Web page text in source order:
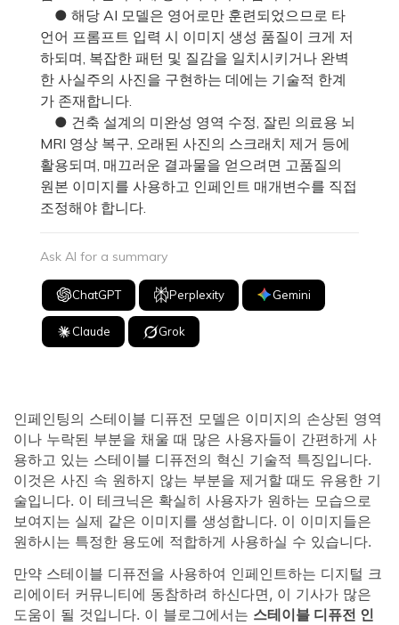
● 해당 AI 모델은 영어로만 훈련되었으므로 타
언어 프롬프트 입력 시 이미지 생성 품질이 크게 저
하되며, 복잡한 패턴 및 질감을 일치시키거나 완벽
한 사실주의 사진을 구현하는 데에는 기술적 한계
가 존재합니다.
● 건축 설계의 미완성 영역 수정, 잘린 의료용 뇌
MRI 영상 복구, 오래된 사진의 스크래치 제거 등에
활용되며, 매끄러운 결과물을 얻으려면 고품질의
원본 이미지를 사용하고 인페인트 매개변수를 직접
조정해야 합니다.
Ask AI for a summary
ChatGPT Perplexity Gemini
Claude Grok
인페인팅의 스테이블 디퓨전 모델은 이미지의 손상된 영역
이나 누락된 부분을 채울 때 많은 사용자들이 간편하게 사
용하고 있는 스테이블 디퓨전의 혁신 기술적 특징입니다.
이것은 사진 속 원하지 않는 부분을 제거할 때도 유용한 기
술입니다. 이 테크닉은 확실히 사용자가 원하는 모습으로
보여지는 실제 같은 이미지를 생성합니다. 이 이미지들은
원하시는 특정한 용도에 적합하게 사용하실 수 있습니다.
만약 스테이블 디퓨전을 사용하여 인페인트하는 디지털 크
리에이터 커뮤니티에 동참하려 하신다면, 이 기사가 많은
도움이 될 것입니다. 이 블로그에서는 스테이블 디퓨전 인